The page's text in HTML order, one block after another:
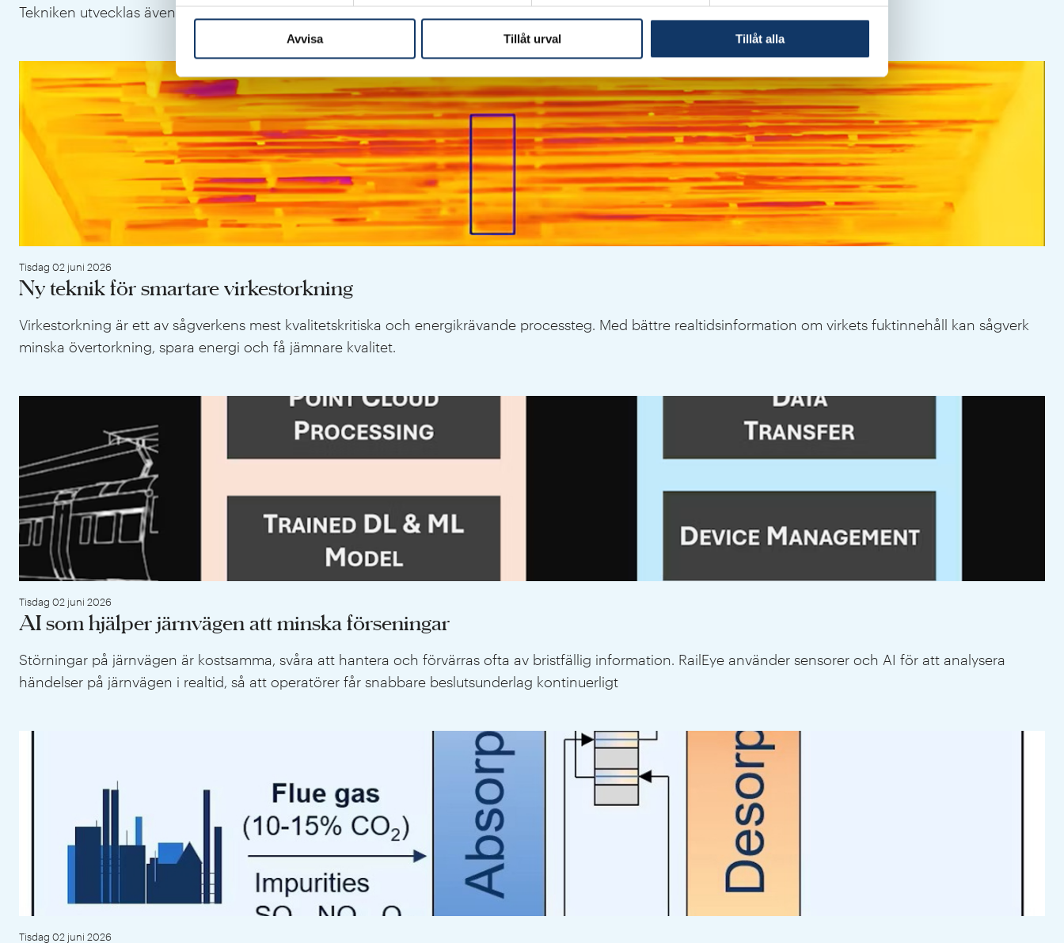
Avvisa Tillåt urval Tillåt alla
Tekniken utvecklas även för robotassisterad kirurgi och telemedicin.
Tisdag 02 juni 2026
Ny teknik för smartare virkestorkning
Virkestorkning är ett av sågverkens mest kvalitetskritiska och energikrävande processteg. Med bättre realtidsinformation om virkets fuktinnehåll kan sågverk
minska övertorkning, spara energi och få jämnare kvalitet.
Tisdag 02 juni 2026
AI som hjälper järnvägen att minska förseningar
Störningar på järnvägen är kostsamma, svåra att hantera och förvärras ofta av bristfällig information. RailEye använder sensorer och AI för att analysera
händelser på järnvägen i realtid, så att operatörer får snabbare beslutsunderlag kontinuerligt
Tisdag 02 juni 2026